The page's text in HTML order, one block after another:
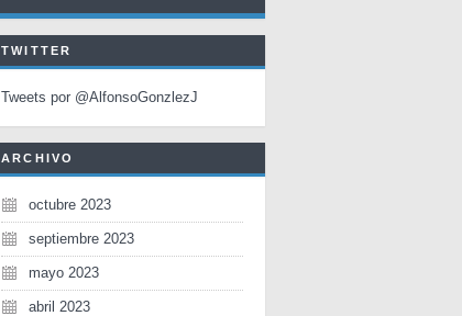
TWITTER
Tweets por @AlfonsoGonzlezJ
ARCHIVO
octubre 2023
septiembre 2023
mayo 2023
abril 2023